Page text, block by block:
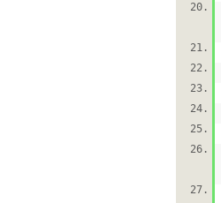
20.
21.
22.
23.
24.
25.
26.
27.